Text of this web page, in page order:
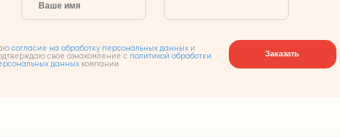
согласие на обработку персональных данных и
свое ознакомление с политикой обработки
данных компании
Заказать